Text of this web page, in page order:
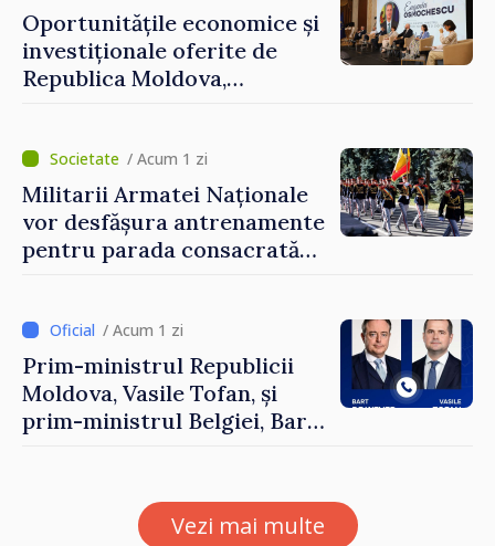
Oportunitățile economice și
investiționale oferite de
Republica Moldova,
Forumul Diasporei
/ Acum 1 zi
Militarii Armatei Naționale
vor desfășura antrenamente
pentru parada consacrată
/ Acum 1 zi
Prim-ministrul Republicii
Moldova, Vasile Tofan, și
prim-ministrul Belgiei, Bart
al Republicii Moldova.
Vezi mai multe